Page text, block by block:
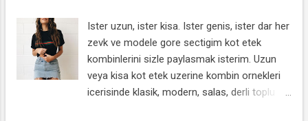
Ister uzun, ister kisa. Ister genis, ister dar her
zevk ve modele gore sectigim kot etek
kombinlerini sizle paylasmak isterim. Uzun
veya kisa kot etek uzerine kombin ornekleri
icerisinde klasik, modern, salas, derli toplu